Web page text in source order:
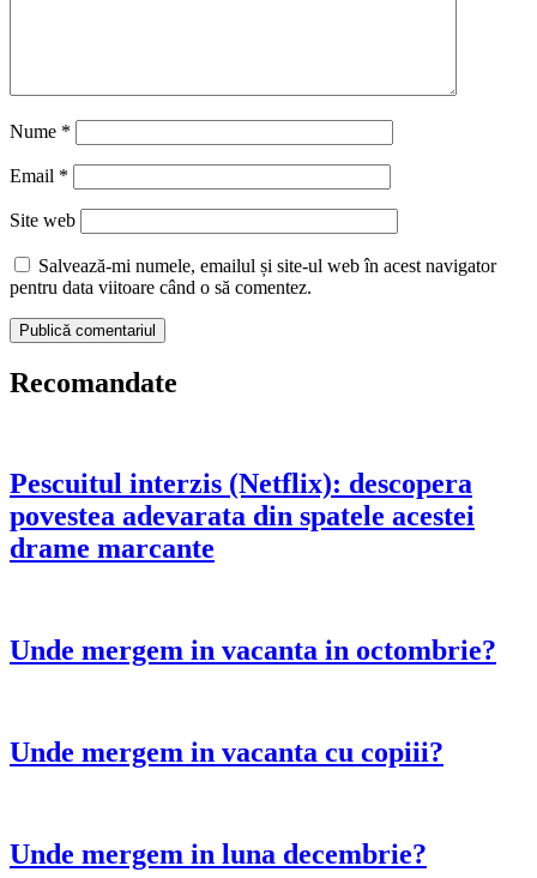
Nume *
Email *
Site web
Salvează-mi numele, emailul și site-ul web în acest navigator
pentru data viitoare când o să comentez.
Recomandate
Pescuitul interzis (Netflix): descopera
povestea adevarata din spatele acestei
drame marcante
Unde mergem in vacanta in octombrie?
Unde mergem in vacanta cu copiii?
Unde mergem in luna decembrie?